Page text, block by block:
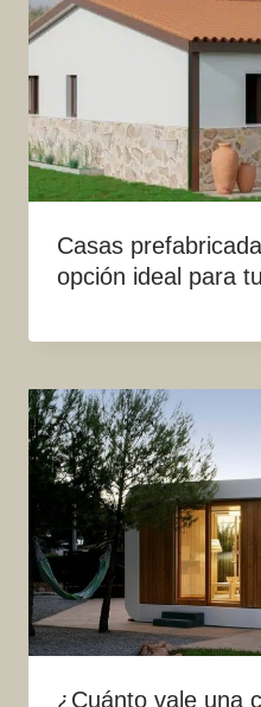
Casas
opción ideal para
¿Cuánto vale una